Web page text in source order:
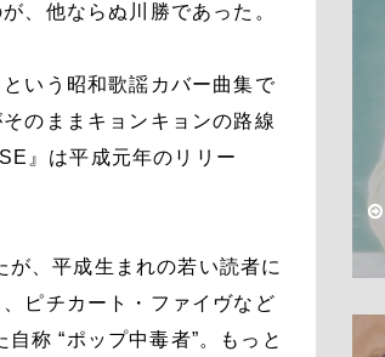
、他ならぬ川勝であった。
いう昭和歌謡カバー曲集で
のままキョンキョンの路線
』は平成元年のリリー
が、平成生まれの若い読者に
ピチカート・ファイヴなど
称 “ポップ中毒者”。もっと